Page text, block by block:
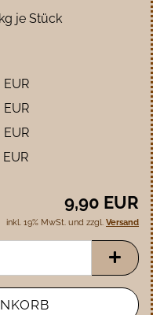
je Stück
EUR
EUR
EUR
9,90 EUR
inkl. 19% MwSt. und zzgl. Versand